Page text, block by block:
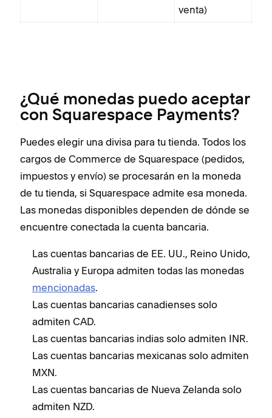
venta)
¿Qué monedas puedo aceptar
con Squarespace Payments?
Puedes elegir una divisa para tu tienda. Todos los
cargos de Commerce de Squarespace (pedidos,
impuestos y envío) se procesarán en la moneda
de tu tienda, si Squarespace admite esa moneda.
Las monedas disponibles dependen de dónde se
encuentre conectada la cuenta bancaria.
Las cuentas bancarias de EE. UU., Reino Unido,
Australia y Europa admiten todas las monedas
mencionadas.
Las cuentas bancarias canadienses solo
admiten CAD.
Las cuentas bancarias indias solo admiten INR.
Las cuentas bancarias mexicanas solo admiten
MXN.
Las cuentas bancarias de Nueva Zelanda solo
admiten NZD.